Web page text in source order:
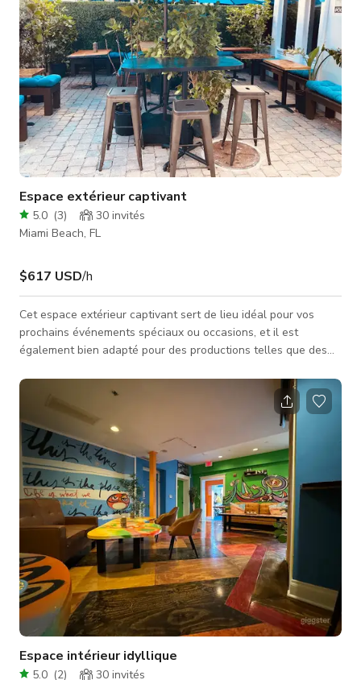
Espace extérieur captivant
5.0 (3) 30 invités
Miami Beach, FL
$617 USD/h
Cet espace extérieur captivant sert de lieu idéal pour vos
prochains événements spéciaux ou occasions, et il est
également bien adapté pour des productions telles que des
publicités télévisées, des clips musicaux, du contenu pour les
réseaux sociaux, et plus encore. Assurez-vous de vérifier la
disponibilité de l'espace auprès de l'hôte.
Espace intérieur idyllique
5.0 (2) 30 invités